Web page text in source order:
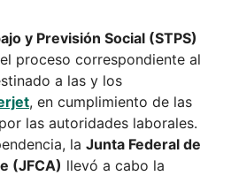
y Previsión Social (STPS)
proceso correspondiente al
a las y los
, en cumplimiento de las
las autoridades laborales.
la Junta Federal de
(JFCA) llevó a cabo la